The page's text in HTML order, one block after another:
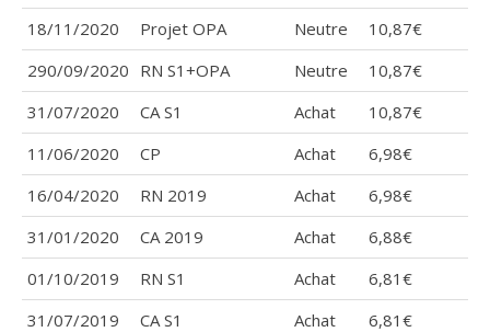
18/11/2020
Projet OPA Neutre
10,87€
290/09/2020 RN S1+OPA Neutre
10,87€
31/07/2020
CA S1 Achat
10,87€
11/06/2020
CP Achat
6,98€
16/04/2020
RN 2019 Achat
6,98€
31/01/2020
CA 2019 Achat
6,88€
01/10/2019
RN S1 Achat
6,81€
31/07/2019
CA S1 Achat
6,81€